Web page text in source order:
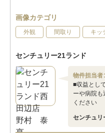
画像カテゴリ
外観 間取り キッ
センチュリー21ランド
物件担当者
■収益とし
ーや病院も
ください
センチュ